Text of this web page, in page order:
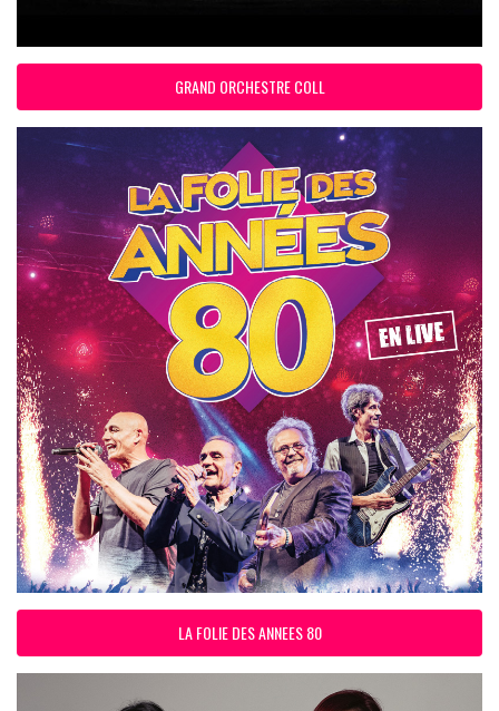
GRAND ORCHESTRE COLL
LA FOLIE DES ANNEES 80